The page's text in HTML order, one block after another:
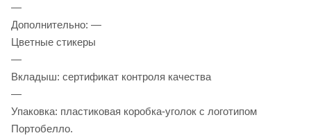
—
Дополнительно: —
Цветные стикеры
—
Вкладыш: сертификат контроля качества
—
Упаковка: пластиковая коробка-уголок с логотипом
Портобелло.